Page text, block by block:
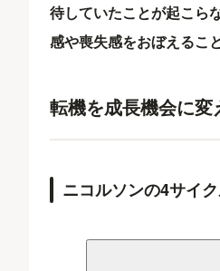
待していたことが起こら
感や喪失感をおぼえるこ
転機を成長機会に変
ニコルソンの4サイ